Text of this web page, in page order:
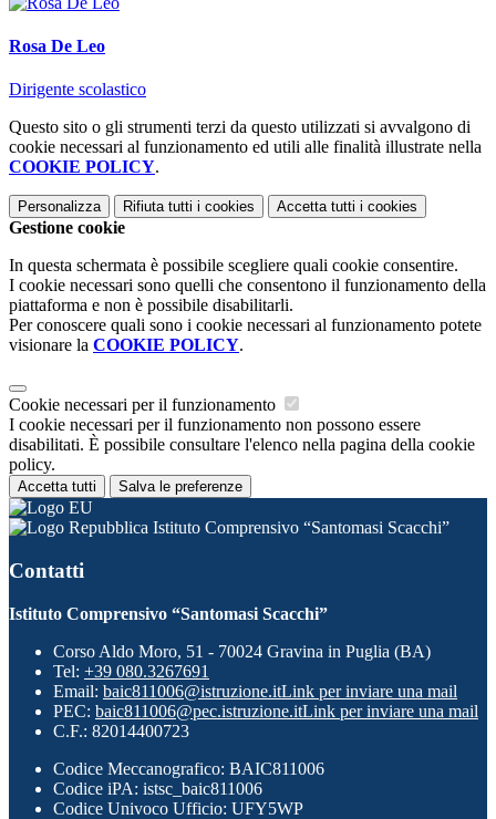
Rosa De Leo
Dirigente scolastico
Questo sito o gli strumenti terzi da questo utilizzati si avvalgono di
cookie necessari al funzionamento ed utili alle finalità illustrate nella
COOKIE POLICY.
Personalizza Rifiuta tutti i cookies Accetta tutti i cookies
Gestione cookie
In questa schermata è possibile scegliere quali cookie consentire.
I cookie necessari sono quelli che consentono il funzionamento della
piattaforma e non è possibile disabilitarli.
Per conoscere quali sono i cookie necessari al funzionamento potete
visionare la COOKIE POLICY.
Cookie necessari per il funzionamento
I cookie necessari per il funzionamento non possono essere
disabilitati. È possibile consultare l'elenco nella pagina della cookie
policy.
Accetta tutti Salva le preferenze
Istituto Comprensivo “Santomasi Scacchi”
Contatti
Istituto Comprensivo “Santomasi Scacchi”
Corso Aldo Moro, 51 - 70024 Gravina in Puglia (BA)
Tel: +39 080.3267691
Email: baic811006@istruzione.itLink per inviare una mail
PEC: baic811006@pec.istruzione.itLink per inviare una mail
C.F.: 82014400723
Codice Meccanografico: BAIC811006
Codice iPA: istsc_baic811006
Codice Univoco Ufficio: UFY5WP